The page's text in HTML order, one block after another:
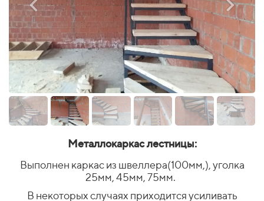
Металлокаркас лестницы:
Выполнен каркас из швеллера(100мм,), уголка
25мм, 45мм, 75мм.
В некоторых случаях приходится усиливать